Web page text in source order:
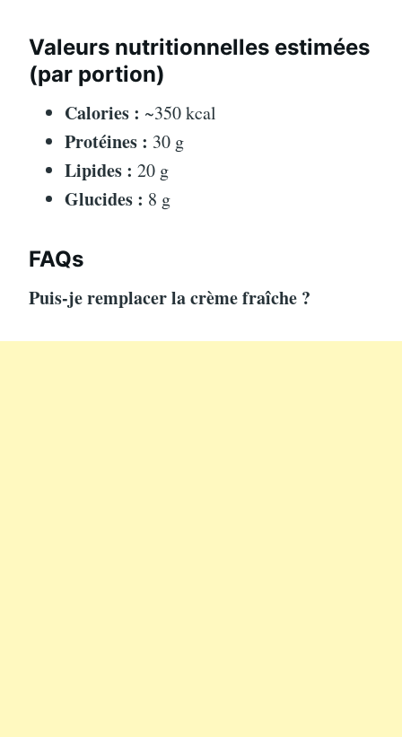
Valeurs nutritionnelles estimées
(par portion)
Calories : ~350 kcal
Protéines : 30 g
Lipides : 20 g
Glucides : 8 g
FAQs
Puis-je remplacer la crème fraîche ?